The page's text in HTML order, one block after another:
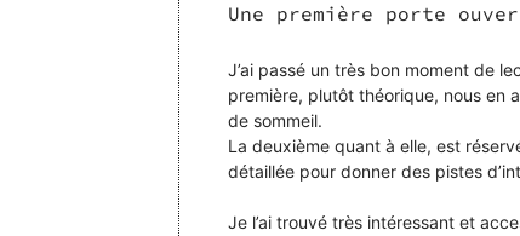
Une première porte
J’ai passé un très bon moment de
première, plutôt théorique, nous en
de sommeil.
La deuxième quant à elle, est
détaillée pour donner des pistes
Je l’ai trouvé très intéressant et